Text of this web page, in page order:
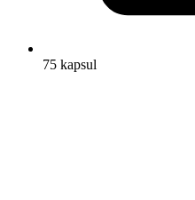
75 kapsul